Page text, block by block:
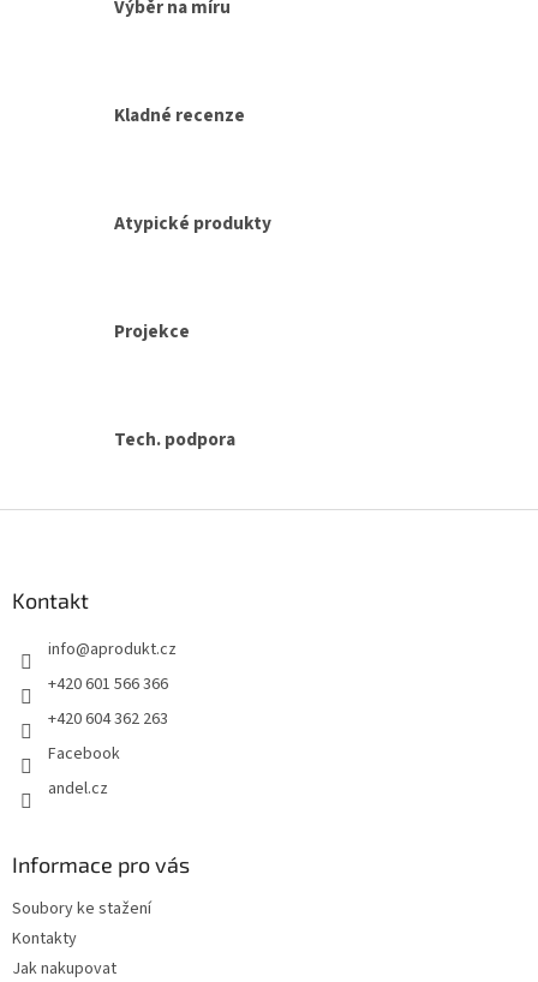
Výběr na míru
Kladné recenze
Atypické produkty
Projekce
Tech. podpora
Kontakt
info@aprodukt.cz
+420 601 566 366
+420 604 362 263
Facebook
andel.cz
Informace pro vás
Soubory ke stažení
Kontakty
Jak nakupovat